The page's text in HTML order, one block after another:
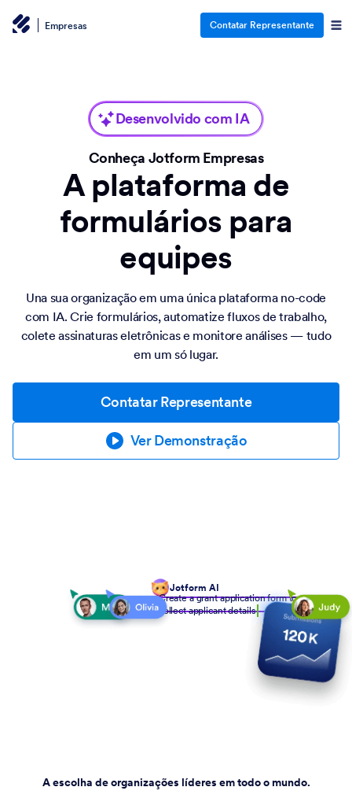
Empresas Contatar Representante
Desenvolvido com IA
Conheça Jotform Empresas
A plataforma de
formulários para
equipes
Una sua organização em uma única plataforma no-code
com IA. Crie formulários, automatize fluxos de trabalho,
colete assinaturas eletrônicas e monitore análises — tudo
em um só lugar.
Contatar Representante
Ver Demonstração
Jotform AI
Create a grant application form to
collect applicant details
A escolha de organizações líderes em todo o mundo.